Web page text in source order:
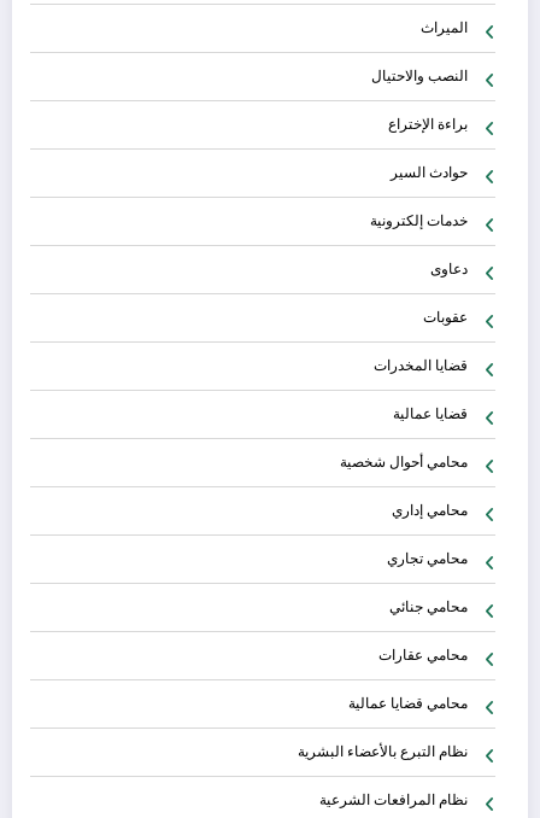
الميراث
النصب والاحتيال
براءة الإختراع
حوادث السير
خدمات إلكترونية
دعاوى
عقوبات
قضايا المخدرات
قضايا عمالية
محامي أحوال شخصية
محامي إداري
محامي تجاري
محامي جنائي
محامي عقارات
محامي قضايا عمالية
نظام التبرع بالأعضاء البشرية
نظام المرافعات الشرعية